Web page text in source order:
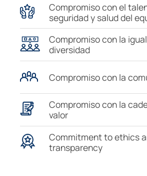
Compromiso con el
seguridad y salud del
Compromiso con la
diversidad
Compromiso con la
Compromiso con la
valor
Commitment to ethics
transparency